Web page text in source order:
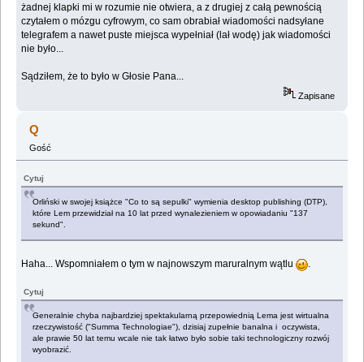
żadnej klapki mi w rozumie nie otwiera, a z drugiej z całą pewnością
czytałem o mózgu cyfrowym, co sam obrabiał wiadomości nadsyłane
telegrafem a nawet puste miejsca wypełniał (lał wodę) jak wiadomości
nie było...
Sądziłem, że to było w Głosie Pana...
Zapisane
Q
Gość
Cytuj
Orliński w swojej książce "Co to są sepulki" wymienia desktop publishing (DTP),
które Lem przewidział na 10 lat przed wynalezieniem w opowiadaniu "137
sekund".
Haha... Wspomniałem o tym w najnowszym maruralnym wątlu
Cytuj
Generalnie chyba najbardziej spektakularną przepowiednią Lema jest wirtualna
rzeczywistość ("Summa Technologiae"), dzisiaj zupełnie banalna i oczywista,
ale prawie 50 lat temu wcale nie tak łatwo było sobie taki technologiczny rozwój
wyobrazić.